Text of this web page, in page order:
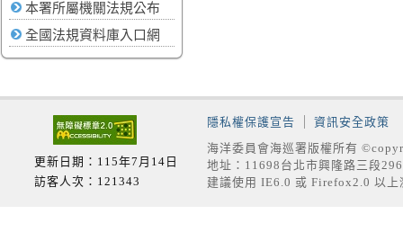
本署所屬機關法規公布
全國法規資料庫入口網
更新日期：115年7月14日
訪客人次：121343
隱私權保護宣告
資訊安全政策
海洋委員會海巡署版權所有
地址：11698台北市興隆路三段
建議使用 IE6.0 或 Firefox2.0 以